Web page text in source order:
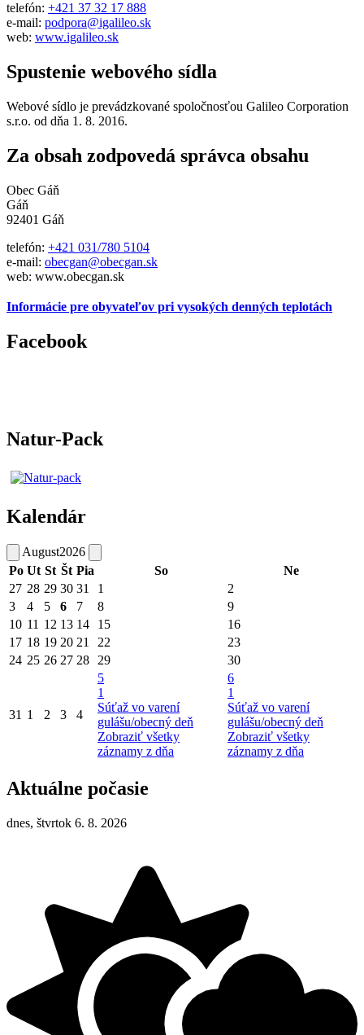
telefón: +421 37 32 17 888
e-mail: podpora@igalileo.sk
web: www.igalileo.sk
Spustenie webového sídla
Webové sídlo je prevádzkované spoločnosťou Galileo Corporation
s.r.o. od dňa 1. 8. 2016.
Za obsah zodpovedá správca obsahu
Obec Gáň
Gáň
92401 Gáň
telefón: +421 031/780 5104
e-mail: obecgan@obecgan.sk
web: www.obecgan.sk
Informácie pre obyvateľov pri vysokých denných teplotách
Facebook
Natur-Pack
Kalendár
August2026
Po Ut St Št Pia So
Ne
27 28 29 30 31 1
2
3
4 5 6 7 8
9
10 11 12 13 14 15
16
17 18 19 20 21 22
23
24 25 26 27 28 29 30
31 1 2 3 4
5
1
Súťaž vo varení
gulášu/obecný deň
Zobraziť všetky
záznamy z dňa
6
1
Súťaž vo varení
gulášu/obecný deň
Zobraziť všetky
záznamy z dňa
Aktuálne počasie
dnes, štvrtok 6. 8. 2026